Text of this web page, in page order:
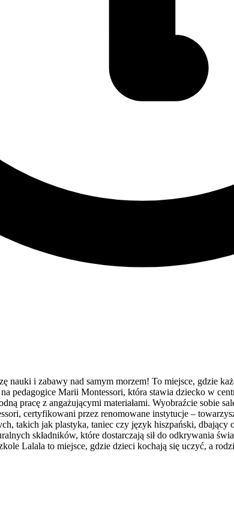
nauki i zabawy nad samym morzem! To miejsce, gdzie
pedagogice Marii Montessori, która stawia dziecko w
pracę z angażującymi materiałami. Wyobraźcie sobie
certyfikowani przez renomowane instytucje –
takich jak plastyka, taniec czy język hiszpański,
składników, które dostarczają sił do odkrywania
Lalala to miejsce, gdzie dzieci kochają się uczyć, a